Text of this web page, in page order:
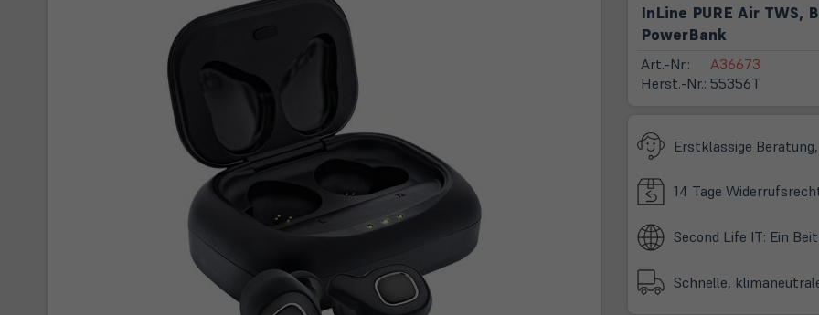
InLine PURE Air
PowerBank
Art.-Nr.:
Herst.-Nr.:
A36673
55356T
Erstklassige
14 Tage
Second Life IT: Ein
Schnelle,